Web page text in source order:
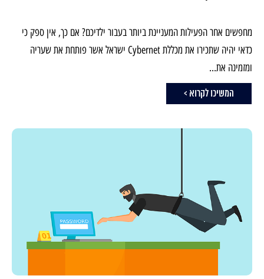
מחפשים אחר הפעילות המעניינת ביותר בעבור ילדיכם? אם כך, אין ספק כי
כדאי יהיה שתכירו את מכללת Cybernet ישראל אשר פותחת את שעריה
ומזמינה את...
המשיכו לקרוא >